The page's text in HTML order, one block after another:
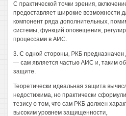
С практической точки зрения,
предоставляет широкие возможности
компонент ряда дополнительных,
системы, функций оповещения,
процессами в АИС.
3. С одной стороны, РКБ
— сам является частью АИС и, таким
защите.
Теоретически идеальная защита
недостижима, но практически
тезису о том, что сам РКБ должен
высоким уровнем защищенности,